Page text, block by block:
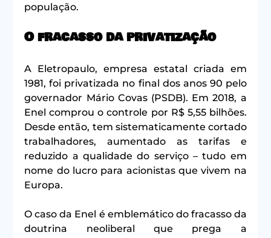
população.
O fracasso da privatização
A Eletropaulo, empresa estatal criada em
1981, foi privatizada no final dos anos 90 pelo
governador Mário Covas (PSDB). Em 2018, a
Enel comprou o controle por R$ 5,55 bilhões.
Desde então, tem sistematicamente cortado
trabalhadores, aumentado as tarifas e
reduzido a qualidade do serviço – tudo em
nome do lucro para acionistas que vivem na
Europa.
O caso da Enel é emblemático do fracasso da
doutrina neoliberal que prega a